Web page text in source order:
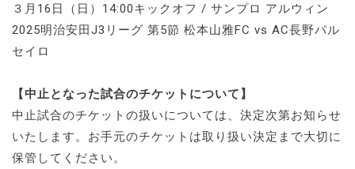
３月16日（日）14:00キックオフ / サンプロ アルウィン
2025明治安田J3リーグ 第5節 松本山雅FC vs AC長野パル
セイロ
【中止となった試合のチケットについて】
中止試合のチケットの扱いについては、決定次第お知らせ
いたします。お手元のチケットは取り扱い決定まで大切に
保管してください。